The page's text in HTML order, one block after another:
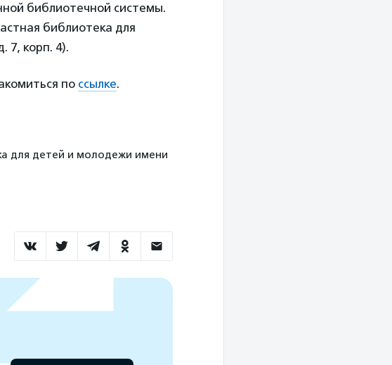
библиотечной системы.
библиотека для
7, корп. 4).
по ссылке.
для детей и молодежи имени